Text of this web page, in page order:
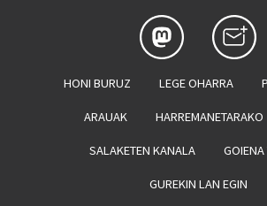
HONI BURUZ LEGE OHARRA
ARAUAK HARREMANETARAKO
SALAKETEN KANALA
GUREKIN LAN EGIN